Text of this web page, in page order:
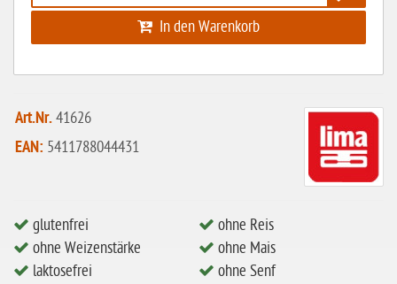
vegan
ohne Erdnüsse
eiweißarm / PKU
ohne Milch
ohne Reis
ohne Mais
In den Warenkorb
Art.Nr.41626
EAN: 5411788044431
glutenfrei
ohne Weizenstärke
laktosefrei
ohne Reis
ohne Mais
ohne Senf